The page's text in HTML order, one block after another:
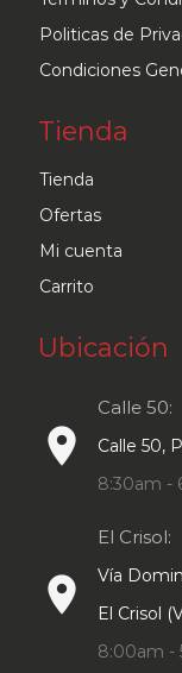
Politicas de
Condiciones
Tienda
Tienda
Ofertas
Mi cuenta
Carrito
Ubicación
place
Calle 50:
Calle 50,
8:30am -
place
El Crisol:
Vía
El Crisol
8:00am -